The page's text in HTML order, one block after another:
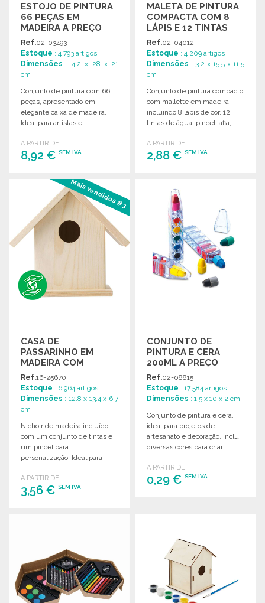
ESTOJO DE PINTURA
66 PEÇAS EM
MADEIRA A PREÇO
GROSSISTA
Ref.02-03493
Estoque : 4 793 artigos
Dimensões : 4.2 x 28 x 21
cm
Conjunto de pintura com 66
peças, apresentado em
elegante caixa de madeira.
Ideal para artistas e
A PARTIR DE
8,92 € SEM IVA
ENCOMENDAR
Solicitar um orçamento
MALETA DE PINTURA
COMPACTA COM 8
LÁPIS E 12 TINTAS
Ref.02-04012
Estoque : 4 209 artigos
Dimensões : 3.2 x 15.5 x 11.5
cm
Conjunto de pintura compacto
com mallette em madeira,
incluindo 8 lápis de cor, 12
tintas de água, pincel, afia,
A PARTIR DE
2,88 €SEM IVA
Solicitar um orçamento
Mais vendidos #3
CASA DE
PASSARINHO EM
MADEIRA COM
PINTURA. A PREÇO
GROSSISTA
Ref.16-25670
Estoque : 6 964 artigos
Dimensões : 12.8 x 13.4 x 6.7
cm
Nichoir de madeira incluído
com um conjunto de tintas e
um pincel para
personalização. Ideal para
A PARTIR DE
3,56 € SEM IVA
CONJUNTO DE
PINTURA E CERA
200ML A PREÇO
GROSSISTA
Ref.02-08815
Estoque : 17 584 artigos
Dimensões : 1.5 x 10 x 2 cm
Conjunto de pintura e cera,
ideal para projetos de
artesanato e decoração. Inclui
diversas cores para criar
A PARTIR DE
0,29 €SEM IVA